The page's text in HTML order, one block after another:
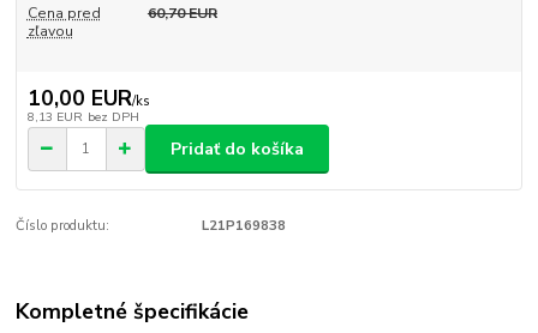
Cena pred
zľavou
60,70 EUR
10,00 EUR/ks
8,13 EUR bez DPH
Pridať do košíka
Číslo produktu: L21P169838
Kompletné špecifikácie